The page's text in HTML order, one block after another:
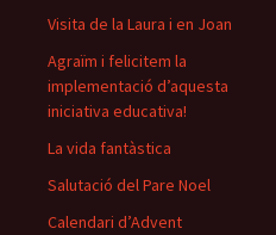
Visita de la Laura i en Joan
Agraïm i felicitem la
implementació d’aquesta
iniciativa educativa!
La vida fantàstica
Salutació del Pare Noel
Calendari d’Advent